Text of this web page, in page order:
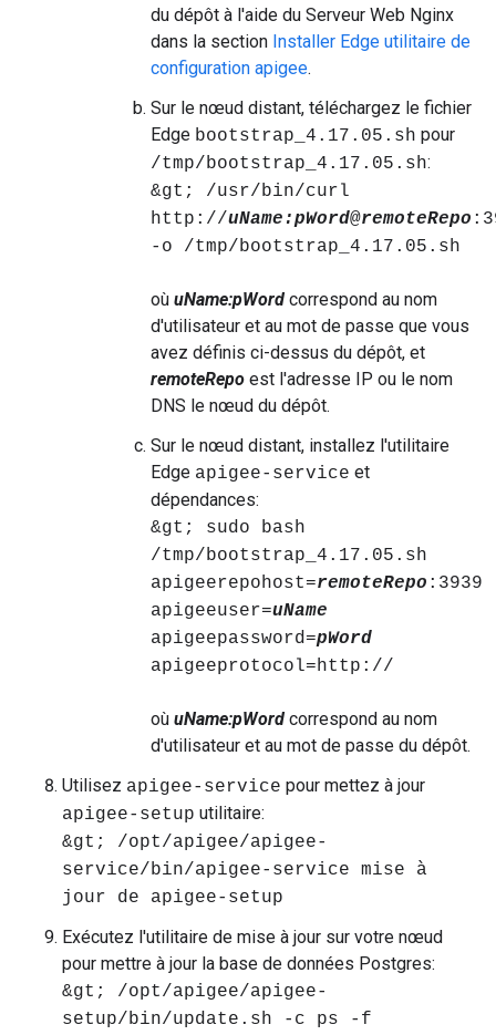
du dépôt à l'aide du Serveur Web Nginx
dans la section Installer Edge utilitaire de
configuration apigee.
Sur le nœud distant, téléchargez le fichier
Edge bootstrap_4.17.05.sh pour
/tmp/bootstrap_4.17.05.sh:
&gt; /usr/bin/curl
http://uName:pWord@remoteRepo
-o /tmp/bootstrap_4.17.05.sh
où uName:pWord correspond au nom
d'utilisateur et au mot de passe que vous
avez définis ci-dessus du dépôt, et
remoteRepo est l'adresse IP ou le nom
DNS le nœud du dépôt.
Sur le nœud distant, installez l'utilitaire
Edge apigee-service et
dépendances:
&gt; sudo bash
/tmp/bootstrap_4.17.05.sh
apigeerepohost=remoteRepo :3939
apigeeuser=uName
apigeepassword=pWord
apigeeprotocol=http://
où uName:pWord correspond au nom
d'utilisateur et au mot de passe du dépôt.
Utilisez apigee-service pour mettez à jour
apigee-setup utilitaire:
&gt; /opt/apigee/apigee-
service/bin/apigee-service mise à
jour de apigee-setup
Exécutez l'utilitaire de mise à jour sur votre nœud
pour mettre à jour la base de données Postgres:
&gt; /opt/apigee/apigee-
setup/bin/update.sh -c ps -f